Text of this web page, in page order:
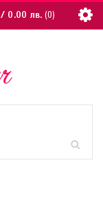
/ 0.00 лв. 0